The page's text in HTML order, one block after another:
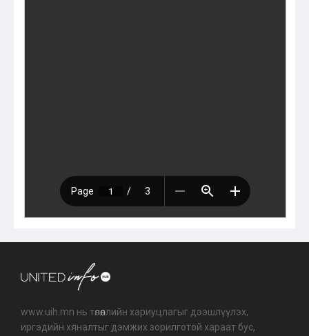
www.uih.mn нь төлөөллийн хариуцлагыг дээшлүүлэх,
иргэдийн хяналтыг дэмжих зорилготой хараат бус,